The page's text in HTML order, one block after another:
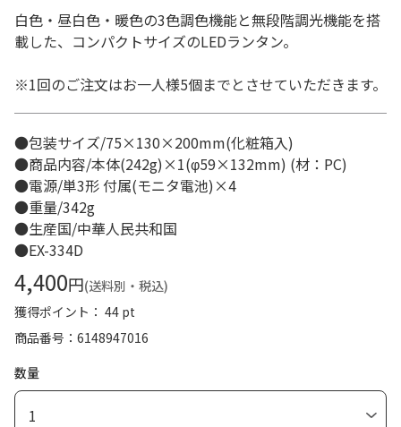
白色・昼白色・暖色の3色調色機能と無段階調光機能を搭
載した、コンパクトサイズのLEDランタン。
※1回のご注文はお一人様5個までとさせていただきます。
●包装サイズ/75×130×200mm(化粧箱入)
●商品内容/本体(242g)×1(φ59×132mm) (材：PC)
●電源/単3形 付属(モニタ電池)×4
●重量/342g
●生産国/中華人民共和国
●EX-334D
4,400円(送料別・税込)
獲得ポイント： 44 pt
商品番号
6148947016
数量
1